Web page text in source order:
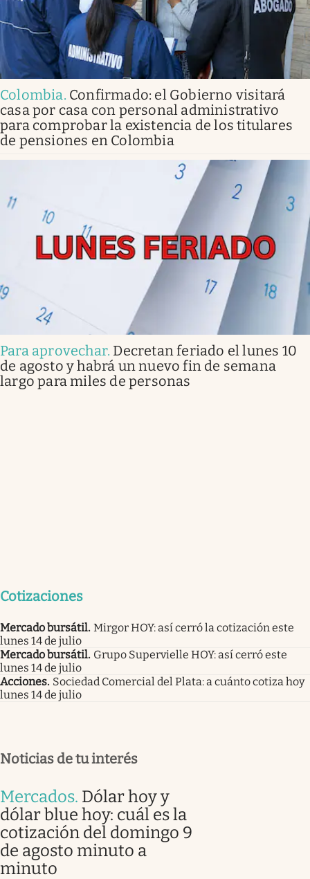
Colombia. Confirmado: el Gobierno visitará
casa por casa con personal administrativo
para comprobar la existencia de los titulares
de pensiones en Colombia
Para aprovechar. Decretan feriado el lunes 10
de agosto y habrá un nuevo fin de semana
largo para miles de personas
Cotizaciones
Mercado bursátil. Mirgor HOY: así cerró la cotización este
lunes 14 de julio
Mercado bursátil. Grupo Supervielle HOY: así cerró este
lunes 14 de julio
Acciones. Sociedad Comercial del Plata: a cuánto cotiza hoy
lunes 14 de julio
Noticias de tu interés
Mercados. Dólar hoy y
dólar blue hoy: cuál es la
cotización del domingo 9
de agosto minuto a
minuto